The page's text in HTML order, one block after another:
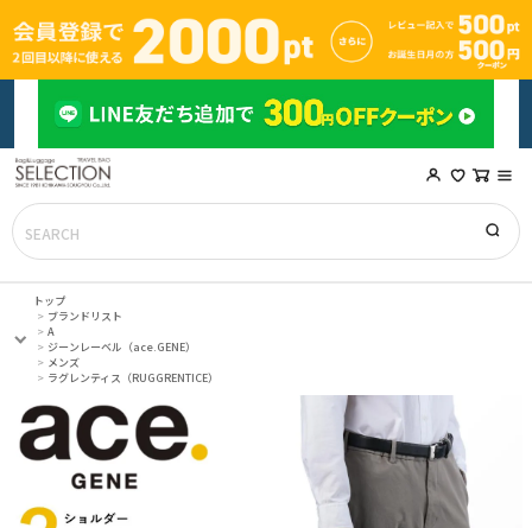
トップ
ブランドリスト
A
ジーンレーベル（ace.GENE）
メンズ
ラグレンティス（RUGGRENTICE）